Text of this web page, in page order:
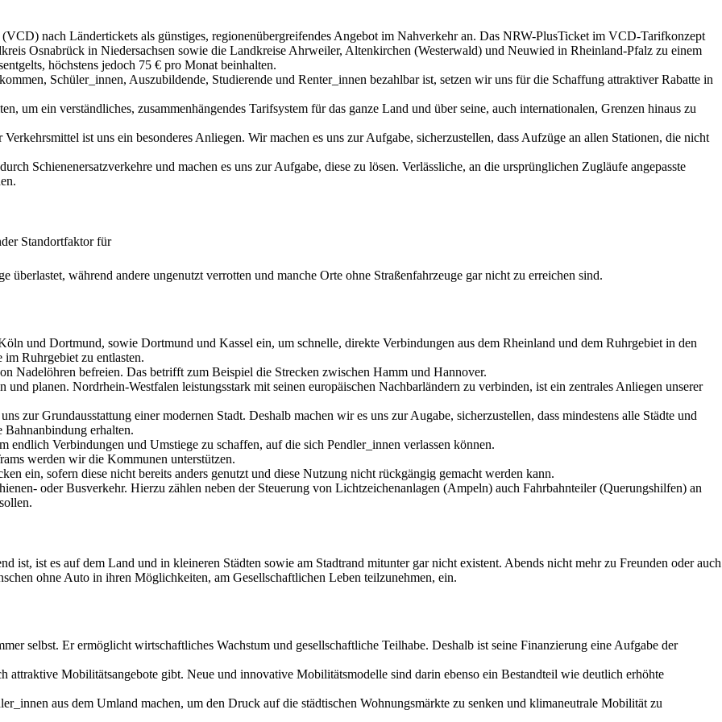
nach Ländertickets als günstiges, regionenübergreifendes Angebot im Nahverkehr an. Das NRW-PlusTicket im VCD-Tarifkonzept
Osnabrück in Niedersachsen sowie die Landkreise Ahrweiler, Altenkirchen (Westerwald) und Neuwied in Rheinland-Pfalz zu einem
höchstens jedoch 75 € pro Monat beinhalten.
Schüler_innen, Auszubildende, Studierende und Renter_innen bezahlbar ist, setzen wir uns für die Schaffung attraktiver Rabatte in
um ein verständliches, zusammenhängendes Tarifsystem für das ganze Land und über seine, auch internationalen, Grenzen hinaus zu
ist uns ein besonderes Anliegen. Wir machen es uns zur Aufgabe, sicherzustellen, dass Aufzüge an allen Stationen, die nicht
Schienenersatzverkehre und machen es uns zur Aufgabe, diese zu lösen. Verlässliche, an die ursprünglichen Zugläufe angepasste
Standortfaktor für
überlastet, während andere ungenutzt verrotten und manche Orte ohne Straßenfahrzeuge gar nicht zu erreichen sind.
und Dortmund, sowie Dortmund und Kassel ein, um schnelle, direkte Verbindungen aus dem Rheinland und dem Ruhrgebiet in den
Ruhrgebiet zu entlasten.
Nadelöhren befreien. Das betrifft zum Beispiel die Strecken zwischen Hamm und Hannover.
planen. Nordrhein-Westfalen leistungsstark mit seinen europäischen Nachbarländern zu verbinden, ist ein zentrales Anliegen unserer
zur Grundausstattung einer modernen Stadt. Deshalb machen wir es uns zur Augabe, sicherzustellen, dass mindestens alle Städte und
erhalten.
endlich Verbindungen und Umstiege zu schaffen, auf die sich Pendler_innen verlassen können.
werden wir die Kommunen unterstützen.
ein, sofern diese nicht bereits anders genutzt und diese Nutzung nicht rückgängig gemacht werden kann.
oder Busverkehr. Hierzu zählen neben der Steuerung von Lichtzeichenanlagen (Ampeln) auch Fahrbahnteiler (Querungshilfen) an
ist, ist es auf dem Land und in kleineren Städten sowie am Stadtrand mitunter gar nicht existent. Abends nicht mehr zu Freunden oder auch
ohne Auto in ihren Möglichkeiten, am Gesellschaftlichen Leben teilzunehmen, ein.
selbst. Er ermöglicht wirtschaftliches Wachstum und gesellschaftliche Teilhabe. Deshalb ist seine Finanzierung eine Aufgabe der
attraktive Mobilitätsangebote gibt. Neue und innovative Mobilitätsmodelle sind darin ebenso ein Bestandteil wie deutlich erhöhte
aus dem Umland machen, um den Druck auf die städtischen Wohnungsmärkte zu senken und klimaneutrale Mobilität zu